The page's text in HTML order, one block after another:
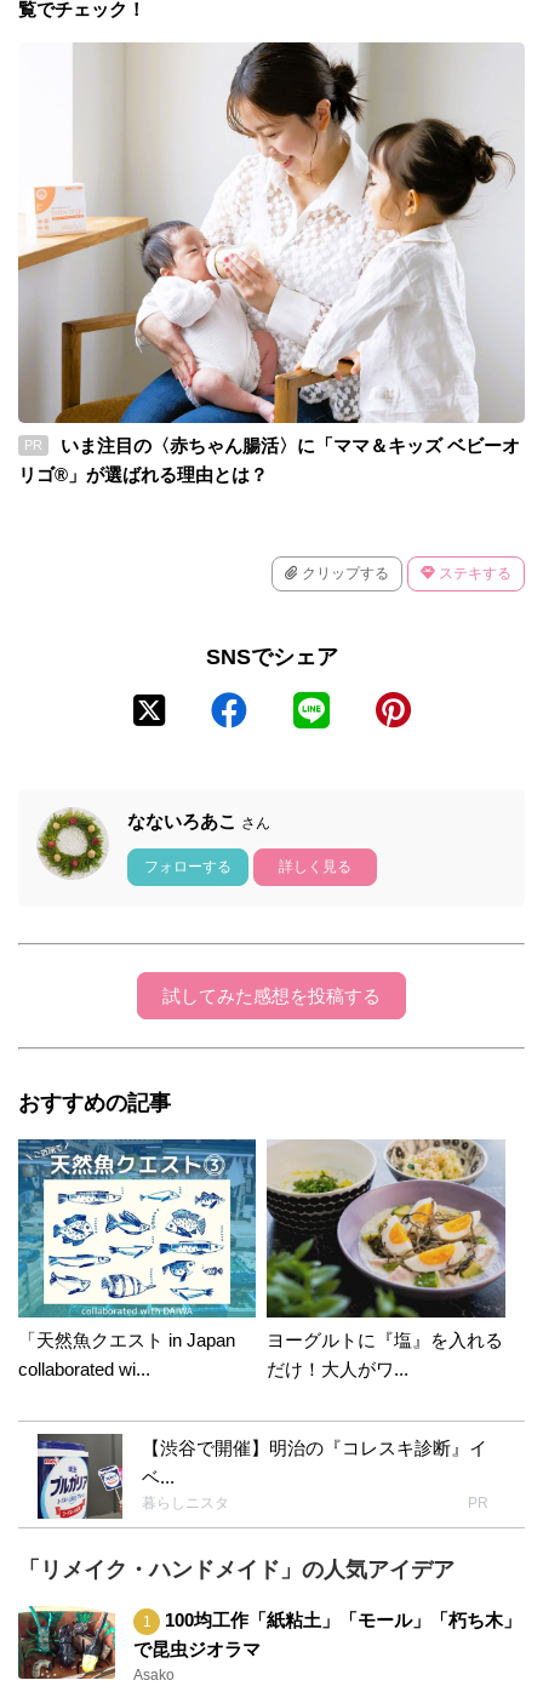
覧でチェック！
PR
いま注目の〈赤ちゃん腸活〉に「ママ＆キッズ ベビーオ
リゴ®」が選ばれる理由とは？
クリップする ステキする
SNSでシェア
なないろあこ さん
フォローする 詳しく見る
試してみた感想を投稿する
おすすめの記事
「天然魚クエスト in Japan
collaborated wi...
ヨーグルトに『塩』を入れる
だけ！大人がワ...
【渋谷で開催】明治の『コレスキ診断』イ
ベ...
暮らしニスタ PR
「リメイク・ハンドメイド」の人気アイデア
100均工作「紙粘土」「モール」「朽ち木」
で昆虫ジオラマ
Asako